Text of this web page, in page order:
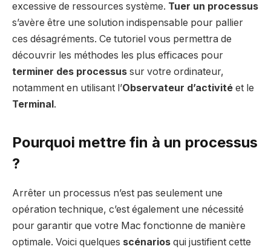
excessive de ressources système. Tuer un processus
s’avère être une solution indispensable pour pallier
ces désagréments. Ce tutoriel vous permettra de
découvrir les méthodes les plus efficaces pour
terminer des processus sur votre ordinateur,
notamment en utilisant l’Observateur d’activité et le
Terminal .
Pourquoi mettre fin à un processus
?
Arrêter un processus n’est pas seulement une
opération technique, c’est également une nécessité
pour garantir que votre Mac fonctionne de manière
optimale. Voici quelques scénarios qui justifient cette